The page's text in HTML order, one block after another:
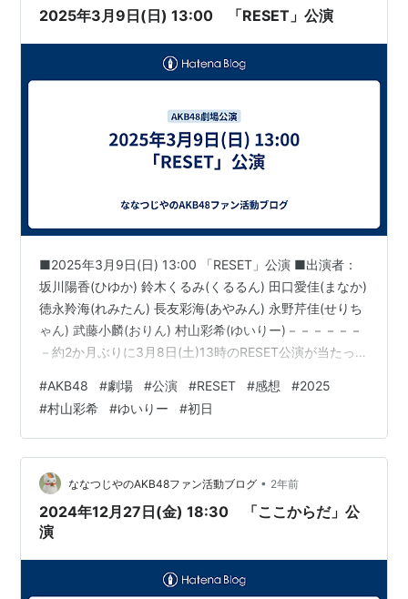
演時間は13:30。早めに到着したので、隣接…
2025年3月9日(日) 13:00 「RESET」公演
■2025年3月9日(日) 13:00 「RESET」公演 ■出演者：
坂川陽香(ひゆか) 鈴木くるみ(くるるん) 田口愛佳(まなか)
徳永羚海(れみたん) 長友彩海(あやみん) 永野芹佳(せりち
ゃん) 武藤小麟(おりん) 村山彩希(ゆいりー)－－－－－－
－約2か月ぶりに3月8日(土)13時のRESET公演が当たった
RESET公演も当選した。3月9日分は、3月8日分の公演の
当落発表前に既に申し込んでいたもので、こんなことも
あるのだなー、という感じ。劇場公演は、もし当選した
ら全て行くつもりで申し込んでいるので(例えば土日の4
公演とも当たったら…
#AKB48 #劇場 #公演 #RESET #感想 #2025
#村山彩希 #ゆいりー #初日
ななつじやのAKB48ファン活動ブログ • 2年前
2024年12月27日(金) 18:30 「ここからだ」公
演